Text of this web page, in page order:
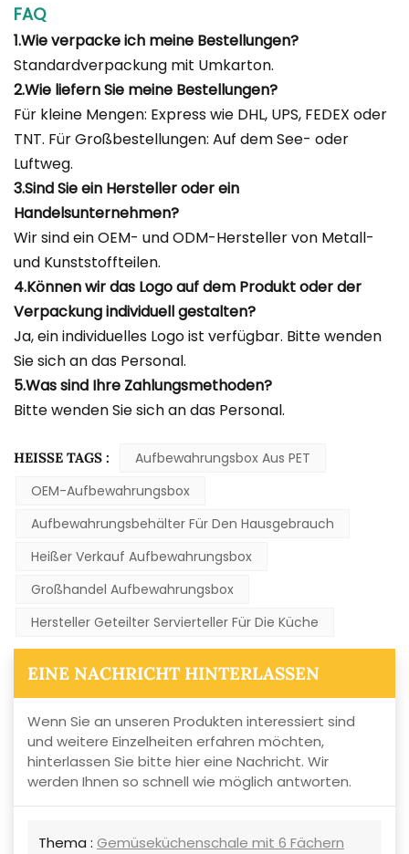
FAQ
1.Wie verpacke ich meine Bestellungen?
Standardverpackung mit Umkarton.
2.Wie liefern Sie meine Bestellungen?
Für kleine Mengen: Express wie DHL, UPS, FEDEX oder
TNT. Für Großbestellungen: Auf dem See- oder
Luftweg.
3.Sind Sie ein Hersteller oder ein
Handelsunternehmen?
Wir sind ein OEM- und ODM-Hersteller von Metall-
und Kunststoffteilen.
4.Können wir das Logo auf dem Produkt oder der
Verpackung individuell gestalten?
Ja, ein individuelles Logo ist verfügbar. Bitte wenden
Sie sich an das Personal.
5.Was sind Ihre Zahlungsmethoden?
Bitte wenden Sie sich an das Personal.
HEISSE TAGS :
Aufbewahrungsbox Aus PET
OEM-Aufbewahrungsbox
Aufbewahrungsbehälter Für Den Hausgebrauch
Heißer Verkauf Aufbewahrungsbox
Großhandel Aufbewahrungsbox
Hersteller Geteilter Servierteller Für Die Küche
EINE NACHRICHT HINTERLASSEN
Wenn Sie an unseren Produkten interessiert sind
und weitere Einzelheiten erfahren möchten,
hinterlassen Sie bitte hier eine Nachricht. Wir
werden Ihnen so schnell wie möglich antworten.
Thema : Gemüseküchenschale mit 6 Fächern